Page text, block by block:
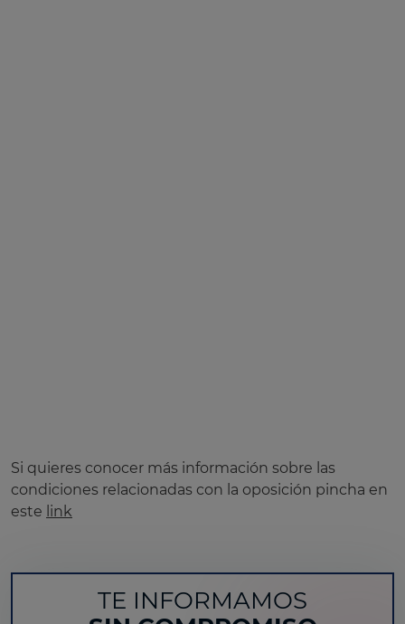
Si quieres conocer más información sobre las
condiciones relacionadas con la oposición pincha en
este link
TE INFORMAMOS